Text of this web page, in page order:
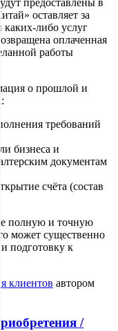
предоставлены в
оставляет за
каких-либо услуг
оплаченная
работы
о прошлой и
требований
бизнеса и
документам
счёта (состав
полную и точную
может существенно
и подготовку к
клиентов автором
/